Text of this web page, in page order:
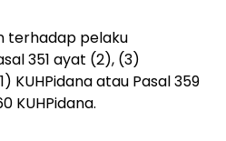
terhadap pelaku
351 ayat (2), (3)
KUHPidana atau Pasal 359
KUHPidana.